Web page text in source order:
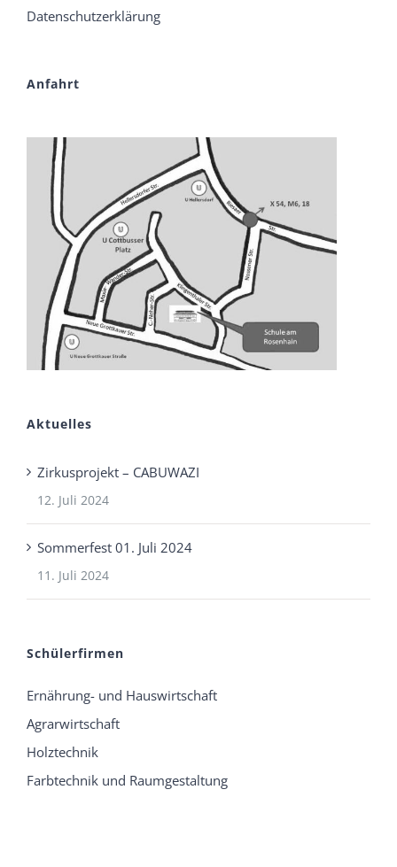
Datenschutzerklärung
Anfahrt
Aktuelles
Zirkusprojekt – CABUWAZI
12. Juli 2024
Sommerfest 01. Juli 2024
11. Juli 2024
Schülerfirmen
Ernährung- und Hauswirtschaft
Agrarwirtschaft
Holztechnik
Farbtechnik und Raumgestaltung